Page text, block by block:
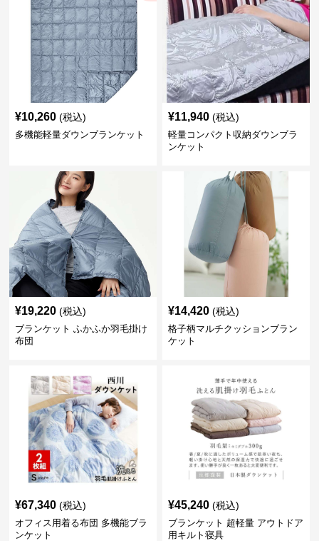
¥10,260 (税込)
多機能軽量ダウンブランケット
¥11,940 (税込)
軽量コンパクト収納ダウンブラ
ンケット
¥19,220 (税込)
ブランケット ふかふか羽毛掛け
布団
¥14,420 (税込)
格子柄マルチクッションブラン
ケット
¥67,340 (税込)
オフィス用着る布団 多機能ブラ
ンケット
¥45,240 (税込)
ブランケット 超軽量 アウトドア
用キルト寝具